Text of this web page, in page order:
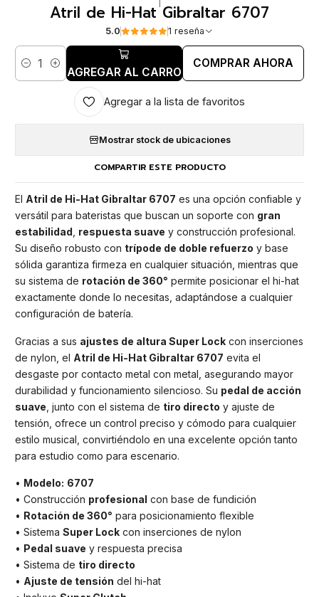
Atril de Hi-Hat Gibraltar 6707
5.0 1 reseña
Cantidad AGREGAR AL CARRO
COMPRAR AHORA
Agregar a la lista de favoritos
Mostrar stock de ubicaciones
COMPARTIR ESTE PRODUCTO
El Atril de Hi-Hat Gibraltar 6707 es una opción confiable y
versátil para bateristas que buscan un soporte con gran
estabilidad respuesta suave y construcción profesional.
Su diseño robusto con trípode de doble refuerzo y base
sólida garantiza firmeza en cualquier situación, mientras que
su sistema de rotación de 360° permite posicionar el hi-hat
exactamente donde lo necesitas, adaptándose a cualquier
configuración de batería.
Gracias a sus ajustes de altura Super Lock con inserciones
de nylon, el Atril de Hi-Hat Gibraltar 6707 evita el
desgaste por contacto metal con metal, asegurando mayor
durabilidad y funcionamiento silencioso. Su pedal de acción
suave , junto con el sistema de tiro directo y ajuste de
tensión, ofrece un control preciso y cómodo para cualquier
estilo musical, convirtiéndolo en una excelente opción tanto
para estudio como para escenario.
• Modelo: 6707
• Construcción profesional con base de fundición
• Rotación de 360° para posicionamiento flexible
• Sistema Super Lock con inserciones de nylon
• Pedal suave y respuesta precisa
• Sistema de tiro directo
• Ajuste de tensión del hi-hat